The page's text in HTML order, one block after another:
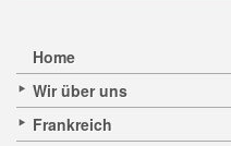
Home
Wir über uns
Frankreich